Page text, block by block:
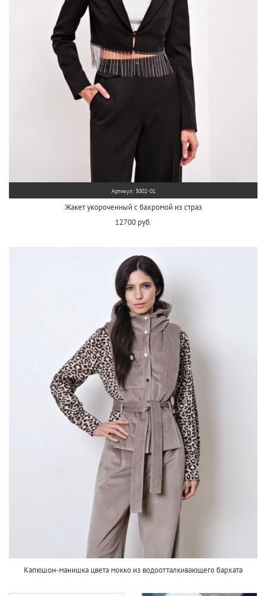
Артикул: 3002-01
Жакет укороченный с бахромой из страз
12700 руб.
Капюшон-манишка цвета мокко из водоотталкивающего бархата